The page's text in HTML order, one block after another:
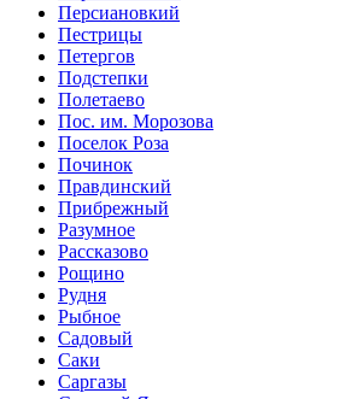
Персиановкий
Пестрицы
Петергов
Подстепки
Полетаево
Пос. им. Морозова
Поселок Роза
Починок
Правдинский
Прибрежный
Разумное
Рассказово
Рощино
Рудня
Рыбное
Садовый
Саки
Саргазы